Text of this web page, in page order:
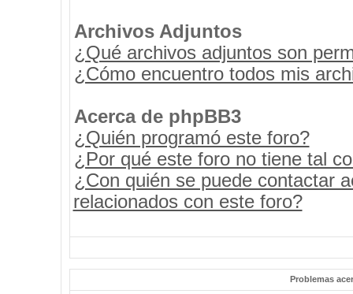
Archivos Adjuntos
¿Qué archivos adjuntos son
¿Cómo encuentro todos mis
Acerca de phpBB3
¿Quién programó este foro?
¿Por qué este foro no tiene tal
¿Con quién se puede contactar
relacionados con este foro?
Problemas